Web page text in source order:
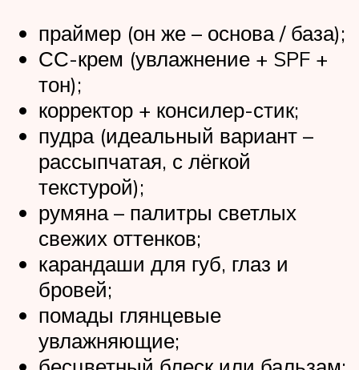
праймер (он же – основа / база);
СС-крем (увлажнение + SPF +
тон);
корректор + консилер-стик;
пудра (идеальный вариант –
рассыпчатая, с лёгкой
текстурой);
румяна – палитры светлых
свежих оттенков;
карандаши для губ, глаз и
бровей;
помады глянцевые
увлажняющие;